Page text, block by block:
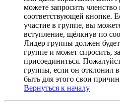
можете запросить
соответствующей кнопке.
участие в группе, вы
вступление, щёлкнув по
Лидер группы должен
группе и может спросить,
присоединиться.
группы, если он отклонил
быть для этого свои
Вернуться к началу